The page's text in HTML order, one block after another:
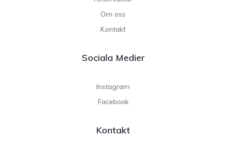
Om oss
Kontakt
Sociala Medier
Instagram
Facebook
Kontakt